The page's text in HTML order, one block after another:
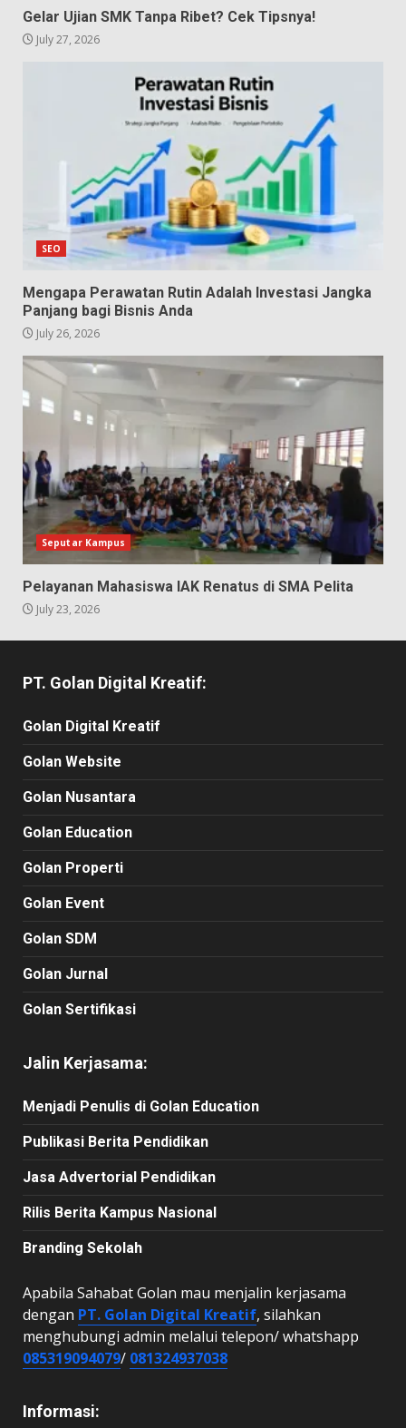
Gelar Ujian SMK Tanpa Ribet? Cek Tipsnya!
July 27, 2026
SEO
Mengapa Perawatan Rutin Adalah Investasi Jangka
Panjang bagi Bisnis Anda
July 26, 2026
Seputar Kampus
Pelayanan Mahasiswa IAK Renatus di SMA Pelita
July 23, 2026
PT. Golan Digital Kreatif:
Golan Digital Kreatif
Golan Website
Golan Nusantara
Golan Education
Golan Properti
Golan Event
Golan SDM
Golan Jurnal
Golan Sertifikasi
Jalin Kerjasama:
Menjadi Penulis di Golan Education
Publikasi Berita Pendidikan
Jasa Advertorial Pendidikan
Rilis Berita Kampus Nasional
Branding Sekolah
Apabila Sahabat Golan mau menjalin kerjasama
dengan PT. Golan Digital Kreatif, silahkan
menghubungi admin melalui telepon/ whatshapp
085319094079/ 081324937038
Informasi: